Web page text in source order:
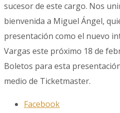
sucesor de este cargo. Nos
bienvenida a Miguel Ángel,
presentación como el nuevo
Vargas este próximo 18 de
Boletos para esta
medio de Ticketmaster.
Facebook